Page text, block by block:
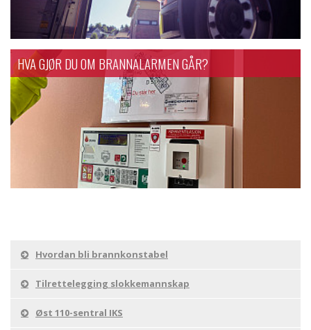
HVA GJØR DU OM BRANNALARMEN GÅR?
Hvordan bli brannkonstabel
Tilrettelegging slokkemannskap
Øst 110-sentral IKS